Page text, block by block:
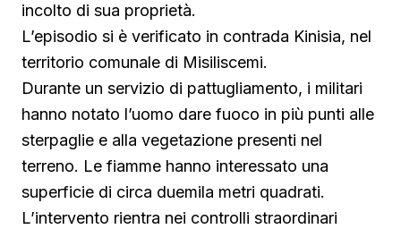
incolto di sua proprietà.
L’episodio si è verificato in contrada Kinisia, nel
territorio comunale di Misiliscemi.
Durante un servizio di pattugliamento, i militari
hanno notato l’uomo dare fuoco in più punti alle
sterpaglie e alla vegetazione presenti nel
terreno. Le fiamme hanno interessato una
superficie di circa duemila metri quadrati.
L’intervento rientra nei controlli straordinari